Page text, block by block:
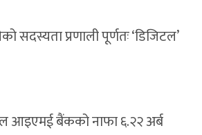
सदस्यता प्रणाली पूर्णतः ‘डिजिटल’
आइएमई बैंकको नाफा ६.२२ अर्ब